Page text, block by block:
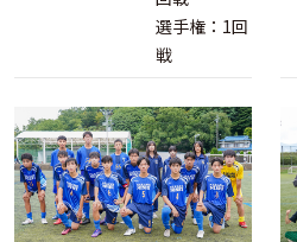
選手権：1回
戦